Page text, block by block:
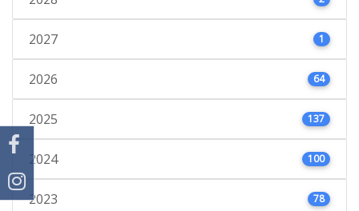
2027 1
2026 64
2025 137
2024 100
2023 78